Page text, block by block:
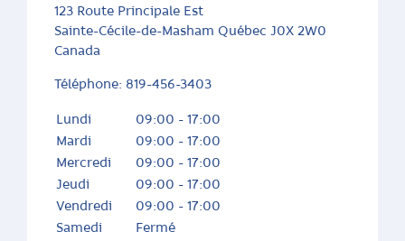
123 Route Principale Est
Sainte-Cécile-de-Masham Québec J0X 2W0
Canada
Téléphone: 819-456-3403
Lundi
09:00 - 17:00
Mardi
09:00 - 17:00
Mercredi
09:00 - 17:00
Jeudi
09:00 - 17:00
Vendredi
09:00 - 17:00
Samedi
Fermé